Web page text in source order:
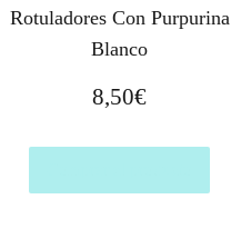
Rotuladores Con Purpurina
Blanco
8,50€